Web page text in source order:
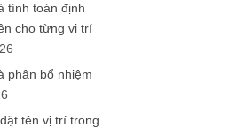
tính toán định
cho từng vị trí
phân bổ nhiệm
tên vị trí trong